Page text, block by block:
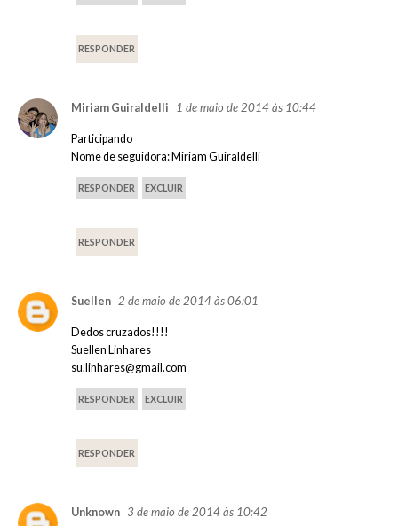
RESPONDER
Miriam Guiraldelli 1 de maio de 2014 às 10:44
Participando
Nome de seguidora: Miriam Guiraldelli
RESPONDER EXCLUIR
RESPONDER
Suellen 2 de maio de 2014 às 06:01
Dedos cruzados!!!!
Suellen Linhares
su.linhares@gmail.com
RESPONDER EXCLUIR
RESPONDER
Unknown 3 de maio de 2014 às 10:42